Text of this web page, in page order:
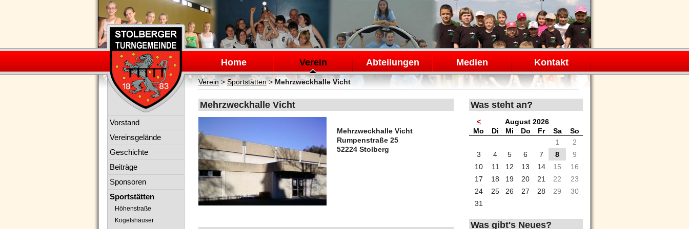
Navigation
überspringen
Home Verein Abteilungen Medien Kontakt
Verein> Sportstätten>Mehrzweckhalle Vicht
Mehrzweckhalle Vicht
Mehrzweckhalle Vicht
Rumpenstraße 25
52224 Stolberg
Navigation
Vorstand
Vereinsgelände
Geschichte
Beiträge
Sponsoren
Sportstätten
Höhenstraße
Kogelshäuser
Was steht an?
<
August 2026
Mo ntag
Di enstag
Mi ttwoch
Donnerstag
Freitag
Samstag
Sonntag
1
2
3
4 5 6 7 8
9
10
11 12 13 14 15
16
17
18 19 20 21 22
23
24
25 26 27 28 29
30
31
Was gibt's Neues?